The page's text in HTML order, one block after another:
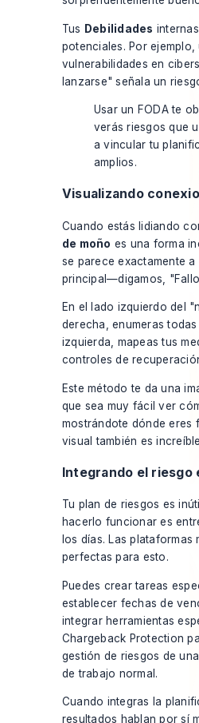
Tus Debilidades
potenciales. Por
vulnerabilidades en
lanzarse" señala un
Usar un FODA te
verás riesgos que
a vincular tu
amplios.
Visualizando
Cuando estás lidiando
de moño es una forma
se parece exactamente
principal—digamos,
En el lado izquierdo del
derecha, enumeras
izquierda, mapeas tus
controles de
Este método te da una
que sea muy fácil ver
mostrándote dónde eres
visual también es
Integrando el riesgo
Tu plan de riesgos es
hacerlo funcionar es
los días. Las
perfectas para esto.
Puedes crear tareas
establecer fechas de
integrar herramientas
Chargeback Protection
gestión de riesgos de
de trabajo normal.
Cuando integras la
resultados hablan por sí